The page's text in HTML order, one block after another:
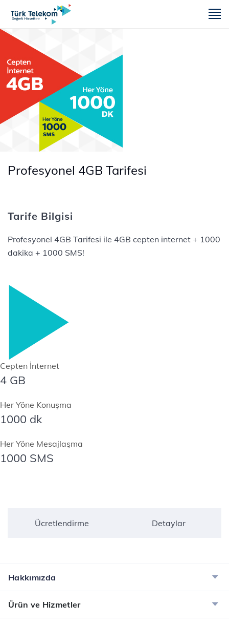
Profesyonel 4GB Tarifesi
Tarife Bilgisi
Profesyonel 4GB Tarifesi ile 4GB cepten internet + 1000
dakika + 1000 SMS!
Cepten İnternet
4 GB
Her Yöne Konuşma
1000 dk
Her Yöne Mesajlaşma
1000 SMS
Ücretlendirme Detaylar
Hakkımızda
Ürün ve Hizmetler